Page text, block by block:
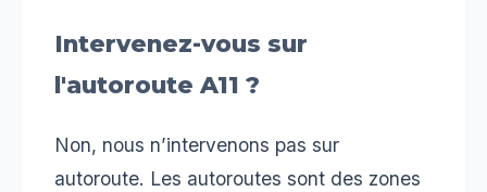
Intervenez-vous sur
l'autoroute A11 ?
Non, nous n’intervenons pas sur
autoroute. Les autoroutes sont des zones